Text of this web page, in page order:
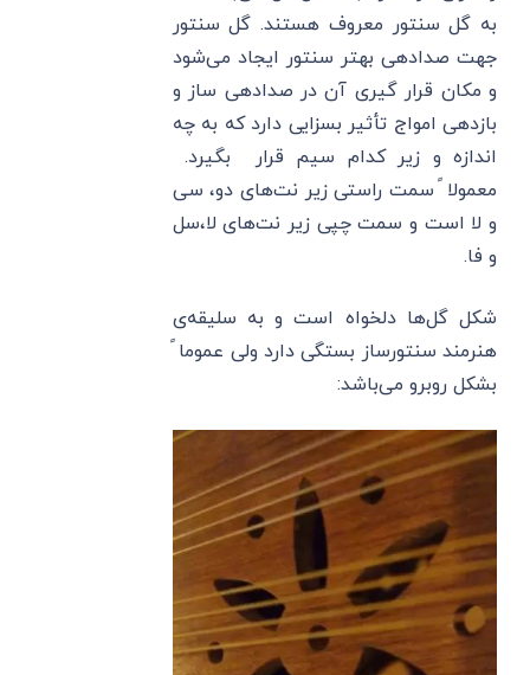
به گل سنتور معروف هستند. گل سنتور
جهت صدادهی بهتر سنتور ایجاد می‌شود
و مکان قرار گیری آن در صدادهی ساز و
بازدهی امواج تأثیر بسزایی دارد که به چه
اندازه و زیر کدام سیم قرار بگیرد.
معمولا ً سمت راستی زیر نت‌های دو، سی
و لا است و سمت چپی زیر نت‌های لا،سل
و فا.
شکل ‌گل‌ها دلخواه است و به سلیقه‌ی
هنرمند سنتورساز بستگی دارد ولی عموما ً
بشکل روبرو می‌باشد: